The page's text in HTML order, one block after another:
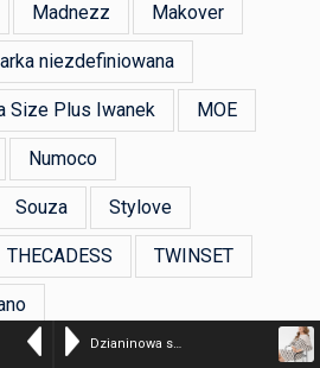
Dzianinowa sukienka w paski G-SENTI
Madnezz Makover
niezdefiniowana
Size Plus Iwanek MOE
Numoco
Souza Stylove
THECADESS TWINSET